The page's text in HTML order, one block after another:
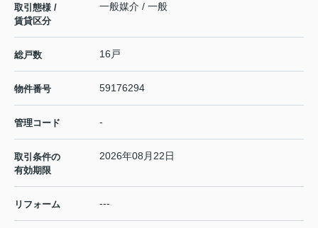
取引態様 /
賃貸区分
一般媒介 / 一般
総戸数 16戸
物件番号 59176294
管理コード -
取引条件の
有効期限
2026年08月22日
リフォーム ---